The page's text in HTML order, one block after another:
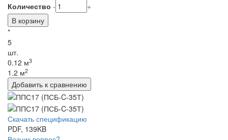
Количество - +
*
5
шт.
0.12 м3
1.2 м2
Скачать спецификацию
PDF, 139KB